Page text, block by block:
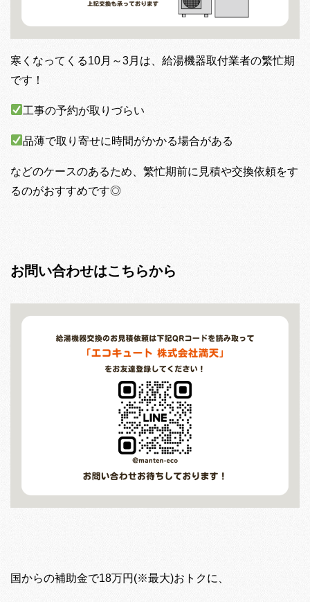
寒くなってくる10月～3月は、給湯機器取付業者の繁忙期
です！
工事の予約が取りづらい
品薄で取り寄せに時間がかかる場合がある
などのケースのあるため、繁忙期前に見積や交換依頼をす
るのがおすすめです◎
お問い合わせはこちらから
国からの補助金で18万円(※最大)おトクに、